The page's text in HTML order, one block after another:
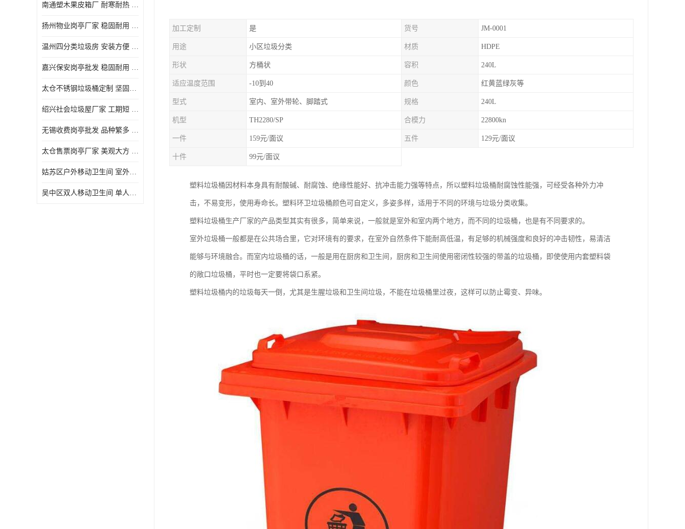
南通塑木果皮箱厂 耐寒耐热 设计美观简洁
扬州物业岗亭厂家 稳固耐用 适用多场合
温州四分类垃圾房 安装方便 可移动位置且方便
嘉兴保安岗亭批发 稳固耐用 使用价值高
太仓不锈钢垃圾桶定制 坚固耐用 绝缘性能好
绍兴社会垃圾屋厂家 工期短 便于居民集中投放
无锡收费岗亭批发 品种繁多 适用多场合
太仓售票岗亭厂家 美观大方 使用寿命长
姑苏区户外移动卫生间 室外临时单人厕所供应厂家
吴中区双人移动卫生间 单人厕所供应厂家
加工定制 是 货号 JM-0001
用途 小区垃圾分类 材质 HDPE
形状 方桶状 容积 240L
适应温度范围 -10到40 颜色 红黄蓝绿灰等
型式 室内、室外带轮、脚踏式 规格 240L
机型 TH2280/SP 合模力 22800kn
一件 159元/面议 五件 129元/面议
十件 99元/面议
塑料垃圾桶因材料本身具有耐酸碱、耐腐蚀、绝缘性能好、抗冲击能力强等特点，所以塑料垃圾桶耐腐蚀性能强，可经受各种外力冲
击，不易变形，使用寿命长。塑料环卫垃圾桶颜色可自定义，多姿多样，适用于不同的环境与垃圾分类收集。
塑料垃圾桶生产厂家的产品类型其实有很多，简单来说，一般就是室外和室内两个地方，而不同的垃圾桶，也是有不同要求的。
室外垃圾桶一般都是在公共场合里，它对环境有的要求，在室外自然条件下能耐高低温，有足够的机械强度和良好的冲击韧性，易清洁
能够与环境融合。而室内垃圾桶的话，一般是用在厨房和卫生间，厨房和卫生间使用密闭性较强的带盖的垃圾桶，即使使用内套塑料袋
的敞口垃圾桶，平时也一定要将袋口系紧。
塑料垃圾桶内的垃圾每天一倒，尤其是生腥垃圾和卫生间垃圾，不能在垃圾桶里过夜，这样可以防止霉变、异味。